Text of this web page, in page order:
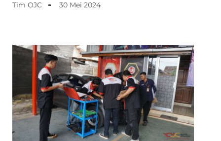
Tim OJC 30 Mei 2024